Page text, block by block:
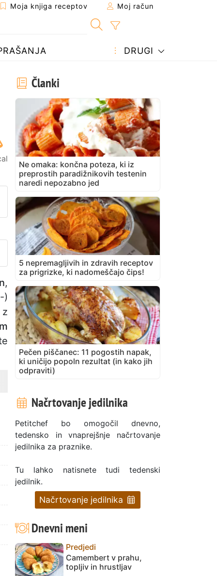
Moja knjiga receptov Moj račun
DRUGI
vprašanje avtorju
svojo fotografijo tega
,
)
Članki
Ne omaka: končna poteza, ki iz
preprostih paradižnikovih testenin
naredi nepozabno jed
5 nepremagljivih in zdravih receptov
za prigrizke, ki nadomeščajo čips!
Pečen piščanec: 11 pogostih napak,
ki uničijo popoln rezultat (in kako jih
odpraviti)
Načrtovanje jedilnika
Petitchef bo omogočil dnevno,
tedensko in vnaprejšnje načrtovanje
jedilnika za praznike.
Tu lahko natisnete tudi tedenski
jedilnik.
Načrtovanje jedilnika
Dnevni meni
Predjedi
Camembert v prahu,
topljiv in hrustljav